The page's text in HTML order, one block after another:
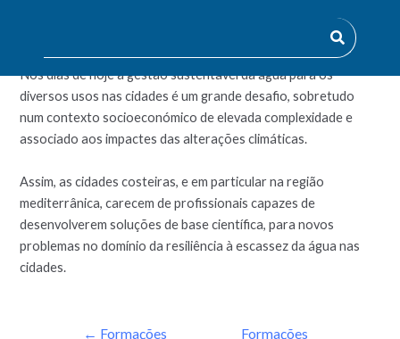
NOVAS TECNOLOGIAS APLICADAS AO
Nos dias de hoje a gestão sustentável da água para os
diversos usos nas cidades é um grande desafio, sobretudo
num contexto socioeconómico de elevada complexidade e
associado aos impactes das alterações climáticas.
Assim, as cidades costeiras, e em particular na região
mediterrânica, carecem de profissionais capazes de
desenvolverem soluções de base científica, para novos
problemas no domínio da resiliência à escassez da água nas
cidades.
← Formações
Formações